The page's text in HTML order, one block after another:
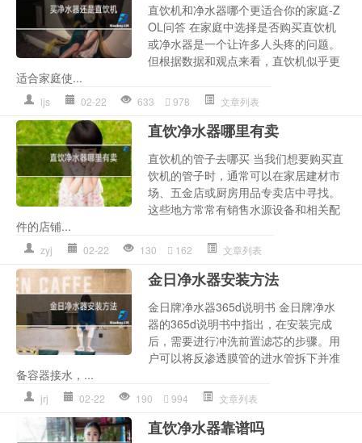
直饮机和净水器哪个更适合你的家庭-Z
OL问答 在家庭中选择是否购买直饮机
或净水器是一个让许多人头疼的问题。
但根据数据和观点来看，直饮机似乎更
适合家庭使...
ljs 02-22 633 978 文章列表
直饮净水器哪里有卖
直饮机的管子去哪买 当我们想要购买直
饮机的管子时，通常可以在家居建材市
场、五金店或厨房用品专卖店中寻找。
这些地方常常有销售水源设备和相关配
件的店铺...
zyj 02-22 130 162 文章列表
金日净水器安装方法
金日牌净水器365d说明书 金日牌净水
器的365d说明书中指出，在安装完成
后，需要进行冲洗前置滤芯的步骤。用
户可以将反渗透膜管的进水管拆下并准
备容器接水，...
jrj 02-22 190 994 文章列表
直饮净水器靠谱吗